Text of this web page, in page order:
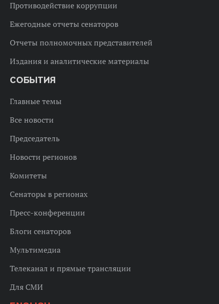
Противодействие коррупции
Ежегодные отчеты сенаторов
Отчеты полномочных представителей
Издания и аналитические материалы
СОБЫТИЯ
Главные темы
Все новости
Председатель
Новости регионов
Комитеты
Сенаторы в регионах
Пресс-конференции
Блоги сенаторов
Мультимедиа
Телеканал и прямые трансляции
Для СМИ